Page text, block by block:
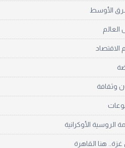
الأوسط
العالم
الاقتصاد
وثقافة
الروسية الأوكرانية
هنا القاهرة